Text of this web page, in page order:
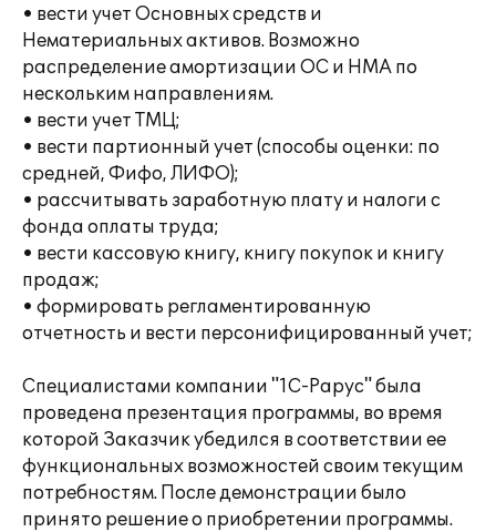
• вести учет Основных средств и
Нематериальных активов. Возможно
распределение амортизации ОС и НМА по
нескольким направлениям.
• вести учет ТМЦ;
• вести партионный учет (способы оценки: по
средней, Фифо, ЛИФО);
• рассчитывать заработную плату и налоги с
фонда оплаты труда;
• вести кассовую книгу, книгу покупок и книгу
продаж;
• формировать регламентированную
отчетность и вести персонифицированный учет;
Специалистами компании "1С-Рарус" была
проведена презентация программы, во время
которой Заказчик убедился в соответствии ее
функциональных возможностей своим текущим
потребностям. После демонстрации было
принято решение о приобретении программы.